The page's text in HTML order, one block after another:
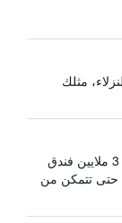
مثلك
يبحث HotelsCombined في أكثر من 3 ملايين فندق
حتى تتمكن من